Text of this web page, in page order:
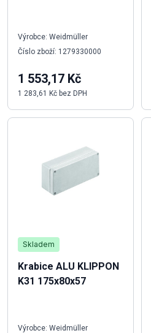
Výrobce: Weidmüller
Číslo zboží: 1279330000
1 553,17 Kč
1 283,61 Kč bez DPH
Skladem
Krabice ALU KLIPPON
K31 175x80x57
Výrobce: Weidmüller